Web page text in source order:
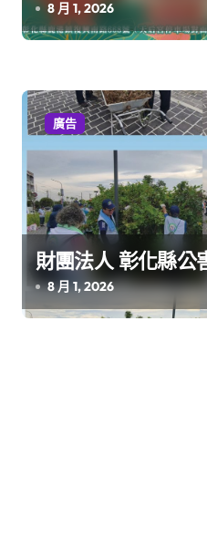
8 月 1, 2026
廣告
財團法人 彰化縣公
8 月 1, 2026